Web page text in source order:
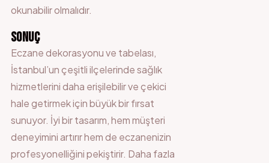
okunabilir olmalıdır.
SONUÇ
Eczane dekorasyonu ve tabelası,
İstanbul’un çeşitli ilçelerinde sağlık
hizmetlerini daha erişilebilir ve çekici
hale getirmek için büyük bir fırsat
sunuyor. İyi bir tasarım, hem müşteri
deneyimini artırır hem de eczanenizin
profesyonelliğini pekiştirir. Daha fazla